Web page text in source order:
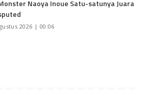
Naoya Inoue Satu-satunya Juara
2026 | 00:06